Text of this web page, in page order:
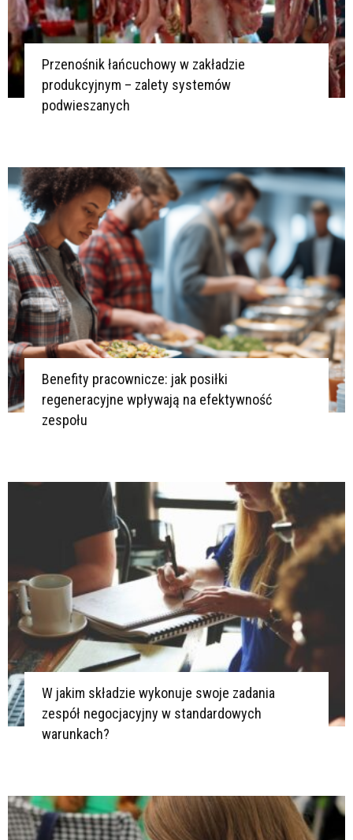
Przenośnik łańcuchowy w zakładzie
produkcyjnym – zalety systemów
podwieszanych
Benefity pracownicze: jak posiłki
regeneracyjne wpływają na efektywność
zespołu
W jakim składzie wykonuje swoje zadania
zespół negocjacyjny w standardowych
warunkach?